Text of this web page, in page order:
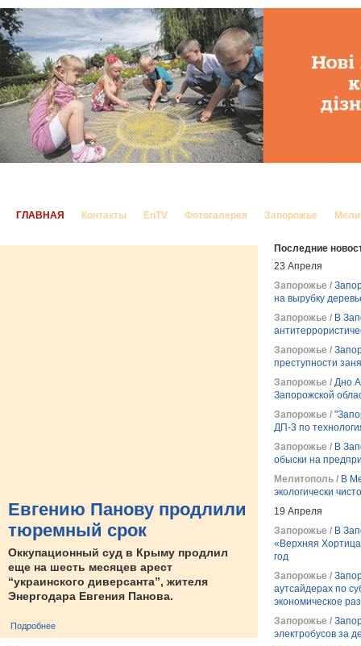
ГЛАВНАЯ Контакты EnTV Фотогалерея Запорожье
Евгению Панову продлили
тюремный срок
Оккупационный суд в Крыму продлил
еще на шесть месяцев арест
“украинского диверсанта”, жителя
Энергодара Евгения Панова.
Подробнее
Последние
23 Апреля
Запорожье /
на вырубку
Запорожье / В
Запорожье /
преступности
Запорожье / Дно
Запорожской
Запорожье /
ДП-3 по
Запорожье / В
обыски на
Мелитополь / В
экологически
19 Апреля
Запорожье / В
«Верхняя
год
Запорожье /
аутсайдерах по
экономическое
Запорожье /
электробусов за